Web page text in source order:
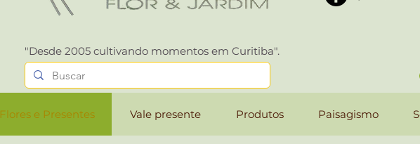
"Desde 2005 cultivando momentos em Curitiba".
Flores e Presentes Vale presente Produtos Paisagismo